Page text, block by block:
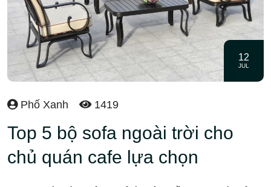
12
JUL
Phố Xanh 1419
Top 5 bộ sofa ngoài trời cho
chủ quán cafe lựa chọn